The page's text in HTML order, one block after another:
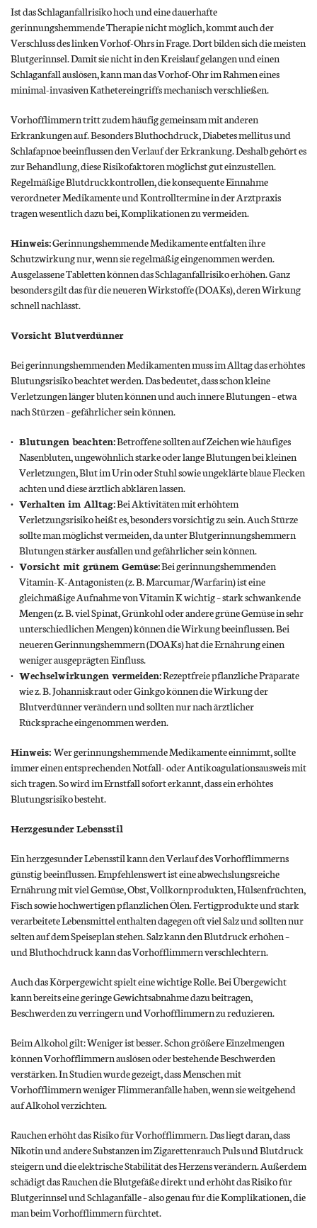
Ist das Schlaganfallrisiko hoch und eine dauerhafte
gerinnungshemmende Therapie nicht möglich, kommt auch der
Verschluss des linken Vorhof-Ohrs in Frage. Dort bilden sich die meisten
Blutgerinnsel. Damit sie nicht in den Kreislauf gelangen und einen
Schlaganfall auslösen, kann man das Vorhof-Ohr im Rahmen eines
minimal-invasiven Kathetereingriffs mechanisch verschließen.
Vorhofflimmern tritt zudem häufig gemeinsam mit anderen
Erkrankungen auf. Besonders Bluthochdruck, Diabetes mellitus und
Schlafapnoe beeinflussen den Verlauf der Erkrankung. Deshalb gehört es
zur Behandlung, diese Risikofaktoren möglichst gut einzustellen.
Regelmäßige Blutdruckkontrollen, die konsequente Einnahme
verordneter Medikamente und Kontrolltermine in der Arztpraxis
tragen wesentlich dazu bei, Komplikationen zu vermeiden.
Hinweis:Gerinnungshemmende Medikamente entfalten ihre
Schutzwirkung nur, wenn sie regelmäßig eingenommen werden.
Ausgelassene Tabletten können das Schlaganfallrisiko erhöhen. Ganz
besonders gilt das für die neueren Wirkstoffe (DOAKs), deren Wirkung
schnell nachlässt.
Vorsicht Blutverdünner
Bei gerinnungshemmenden Medikamenten muss im Alltag das erhöhtes
Blutungsrisiko beachtet werden. Das bedeutet, dass schon kleine
Verletzungen länger bluten können und auch innere Blutungen – etwa
nach Stürzen – gefährlicher sein können.
Blutungen beachten:Betroffene sollten auf Zeichen wie häufiges
Nasenbluten, ungewöhnlich starke oder lange Blutungen bei kleinen
Verletzungen, Blut im Urin oder Stuhl sowie ungeklärte blaue Flecken
achten und diese ärztlich abklären lassen.
Verhalten im Alltag:Bei Aktivitäten mit erhöhtem
Verletzungsrisiko heißt es, besonders vorsichtig zu sein. Auch Stürze
sollte man möglichst vermeiden, da unter Blutgerinnungshemmern
Blutungen stärker ausfallen und gefährlicher sein können.
Vorsicht mit grünem Gemüse:Bei gerinnungshemmenden
Vitamin-K-Antagonisten (z. B. Marcumar/Warfarin) ist eine
gleichmäßige Aufnahme von Vitamin K wichtig – stark schwankende
Mengen (z. B. viel Spinat, Grünkohl oder andere grüne Gemüse in sehr
unterschiedlichen Mengen) können die Wirkung beeinflussen. Bei
neueren Gerinnungshemmern (DOAKs) hat die Ernährung einen
weniger ausgeprägten Einfluss.
Wechselwirkungen vermeiden:Rezeptfreie pflanzliche Präparate
wie z. B. Johanniskraut oder Ginkgo können die Wirkung der
Blutverdünner verändern und sollten nur nach ärztlicher
Rücksprache eingenommen werden.
Hinweis: Wer gerinnungshemmende Medikamente einnimmt, sollte
immer einen entsprechenden Notfall- oder Antikoagulationsausweis mit
sich tragen. So wird im Ernstfall sofort erkannt, dass ein erhöhtes
Blutungsrisiko besteht.
Herzgesunder Lebensstil
Ein herzgesunder Lebensstil kann den Verlauf des Vorhofflimmerns
günstig beeinflussen. Empfehlenswert ist eine abwechslungsreiche
Ernährung mit viel Gemüse, Obst, Vollkornprodukten, Hülsenfrüchten,
Fisch sowie hochwertigen pflanzlichen Ölen. Fertigprodukte und stark
verarbeitete Lebensmittel enthalten dagegen oft viel Salz und sollten nur
selten auf dem Speiseplan stehen. Salz kann den Blutdruck erhöhen –
und Bluthochdruck kann das Vorhofflimmern verschlechtern.
Auch das Körpergewicht spielt eine wichtige Rolle. Bei Übergewicht
kann bereits eine geringe Gewichtsabnahme dazu beitragen,
Beschwerden zu verringern und Vorhofflimmern zu reduzieren.
Beim Alkohol gilt: Weniger ist besser. Schon größere Einzelmengen
können Vorhofflimmern auslösen oder bestehende Beschwerden
verstärken. In Studien wurde gezeigt, dass Menschen mit
Vorhofflimmern weniger Flimmeranfälle haben, wenn sie weitgehend
auf Alkohol verzichten.
Rauchen erhöht das Risiko für Vorhofflimmern. Das liegt daran, dass
Nikotin und andere Substanzen im Zigarettenrauch Puls und Blutdruck
steigern und die elektrische Stabilität des Herzens verändern. Außerdem
schädigt das Rauchen die Blutgefäße direkt und erhöht das Risiko für
Blutgerinnsel und Schlaganfälle – also genau für die Komplikationen, die
man beim Vorhofflimmern fürchtet.